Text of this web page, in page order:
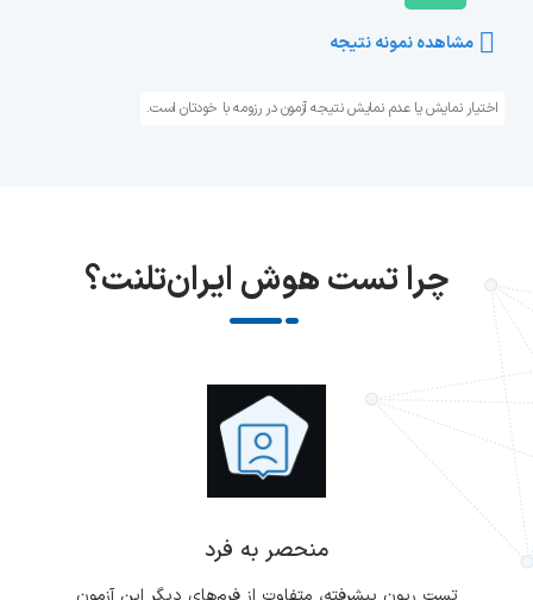
مشاهده نمونه نتیجه
اختیار نمایش یا عدم نمایش نتیجه آزمون در رزومه با خودتان است.
چرا تست هوش ایران‌تلنت‌؟
منحصر به فرد